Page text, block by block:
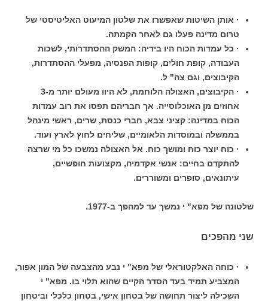
· אותן השיטות שאפשרו את שלטון המיעוט האליטיסטי של
טרום מדינה פעלו גם לאחר הקמתה.
· כל עמדות הכוח היו בידיה: המשק ההסתדרותי, לשכות
העבודה, קופת חולים, קופות הפנסיה, מפעלי ההסתדרות,
הקיבוצים, וגם צה" ל.
· הקיבוצים, האצולה הלוחמת, לא היוו מעולם יותר מ-3
אחוזים מן האוכלוסייה. אך חבריהם תפסו את רוב עמדות
הכוח במדינה: קציני צבא, חברי כנסת, שרים, ראשי מינהל
בממשלה ובמוסדות הלאומיים, שליחים לחוץ לארץ ועוד.
· כוח יוצר כוח ומושך כוח. אל האצולה נמשכו כל מי שרצה
להתקדם בחיים: אנשי אקדמיה, מקצועות חופשיים,
עיתונאים, סופרים ומשוררים.
שלטונה של מפא" י נמשך עד למהפך ב-1977.
שני מהפכים
· כוחה האלקטוראלי של מפא" י נבע מהצבעה של המון אפור,
המצביע תמיד בעד הסדר הקיים שהוא תלוי בו. מפא" י
השכילה ליצור תחושה של בטחון אישי, בטחון כלכלי וביטחון